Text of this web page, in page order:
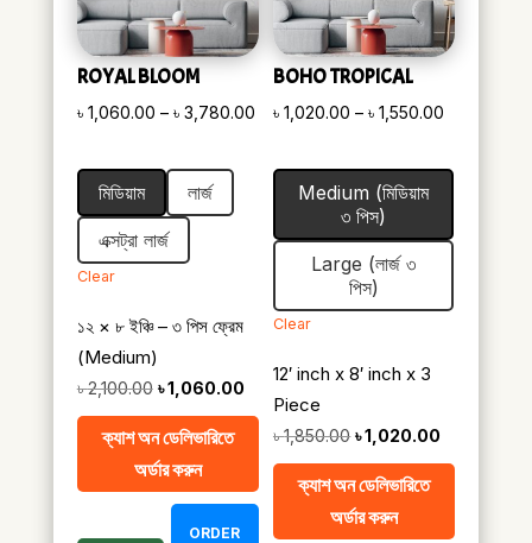
ROYAL BLOOM
৳ 1,060.00 – ৳ 3,780.00Price
৳ 1,060.00
through
৳ 3,780.00
মিডিয়াম
লার্জ
এক্সট্রা লার্জ
Clear
১২ × ৮ ইঞ্চি – ৩ পিস ফ্রেম
(Medium)
৳2,100.00 Original
price
was:
৳ 2,100.00.
৳1,060.00Current
price
৳ 1,060.00.
ক্যাশ অন ডেলিভারিতে
অর্ডার করুন
ORDER
BOHO TROPICAL
৳1,020.00 – ৳1,550.00
৳ 1,020.00
৳ 1,550.00
Medium (মিডিয়াম
৩ পিস)
Large (লার্জ ৩
পিস)
Clear
12′ inch x 8′ inch x 3
Piece
৳1,850.00 Original
price
was:
৳ 1,850.00.
৳1,020.00
price
ক্যাশ অন ডেলিভারিতে
অর্ডার করুন